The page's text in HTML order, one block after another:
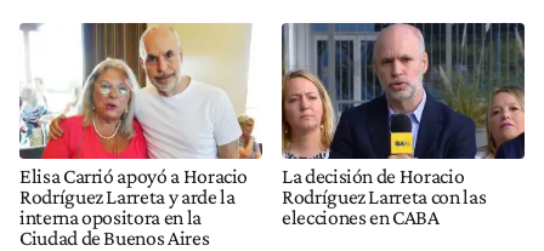
Elisa Carrió apoyó a Horacio
Rodríguez Larreta y arde la
interna opositora en la
Ciudad de Buenos Aires
La decisión de Horacio
Rodríguez Larreta con las
elecciones en CABA